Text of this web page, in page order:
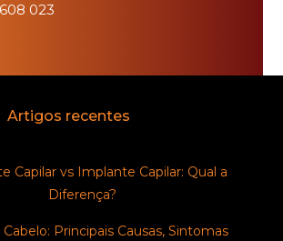
023
Artigos recentes
Capilar vs Implante Capilar: Qual a
Diferença?
Principais Causas, Sintomas